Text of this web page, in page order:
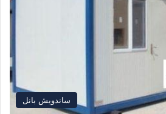
ساندويش بانل